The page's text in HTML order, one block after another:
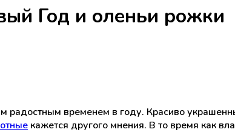
Год и оленьи рожки
временем в году. Красиво
кажется другого мнения. В то время как